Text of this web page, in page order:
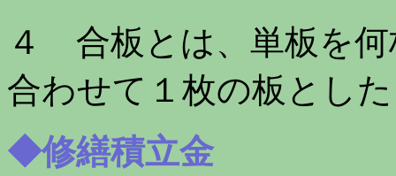
４ 合板とは、単板を何
合わせて１枚の板とし
◆修繕積立金